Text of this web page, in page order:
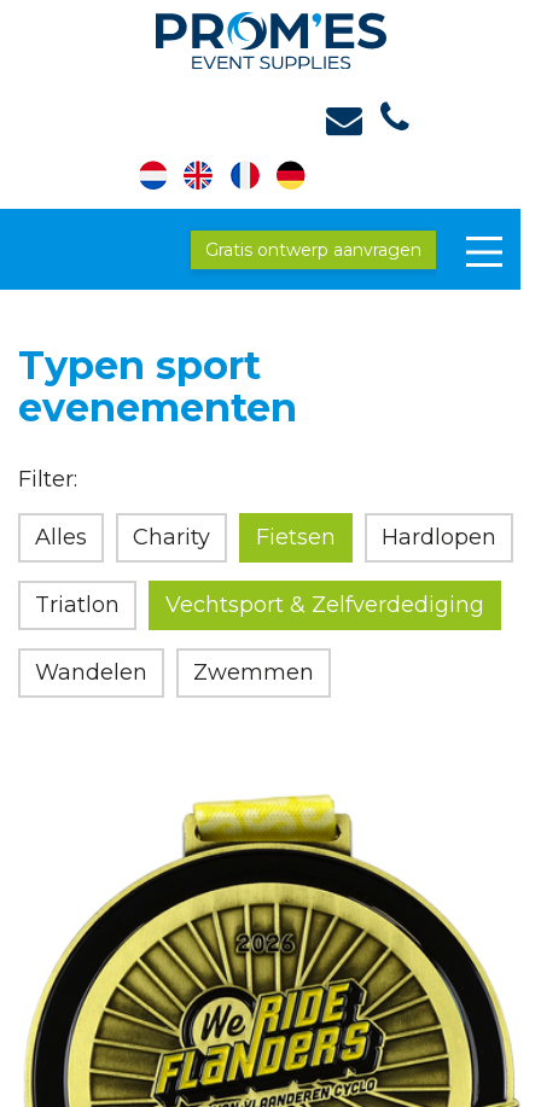
Gratis ontwerp aanvragen
Typen sport
evenementen
Filter:
Alles Charity Fietsen Hardlopen
Triatlon Vechtsport & Zelfverdediging
Wandelen Zwemmen